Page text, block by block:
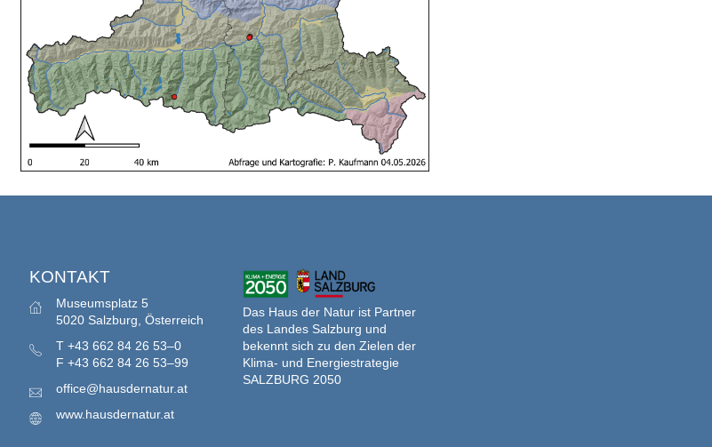
KONTAKT
Museumsplatz 5
5020 Salzburg, Österreich
T +43 662 84 26 53–0
F +43 662 84 26 53–99
office@hausdernatur.at
www.hausdernatur.at
Das Haus der Natur ist Partner
des Landes Salzburg und
bekennt sich zu den Zielen der
Klima- und Energiestrategie
SALZBURG 2050